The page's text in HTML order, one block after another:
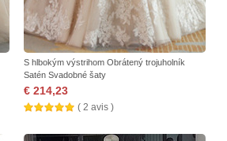
S hlbokým výstrihom Obrátený trojuholník
Satén Svadobné šaty
€ 214,23
( 2 avis )